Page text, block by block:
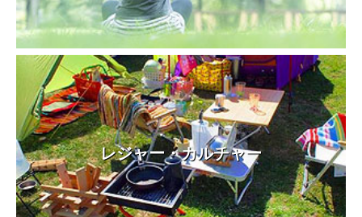
レジャー・カルチャー